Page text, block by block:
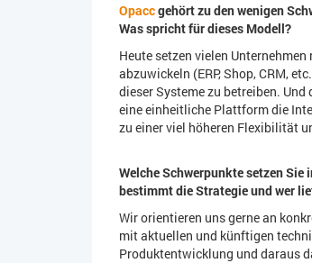
Opaccgehört zu den wenigen
Was spricht für dieses Modell?
Heute setzen vielen
abzuwickeln (ERP, Shop, CRM,
dieser Systeme zu betreiben.
eine einheitliche Plattform die
zu einer viel höheren Flexibilität
Welche Schwerpunkte setzen
bestimmt die Strategie und wer
Wir orientieren uns gerne an
mit aktuellen und künftigen
Produktentwicklung und daraus